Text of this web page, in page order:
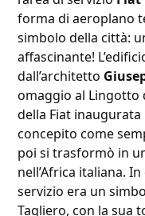
forma di aeroplano
simbolo della città:
affascinante!
dall’architetto
omaggio al Lingotto
della Fiat
concepito come
poi si trasformò in
nell’Africa italiana.
servizio era un
Tagliero, con la sua